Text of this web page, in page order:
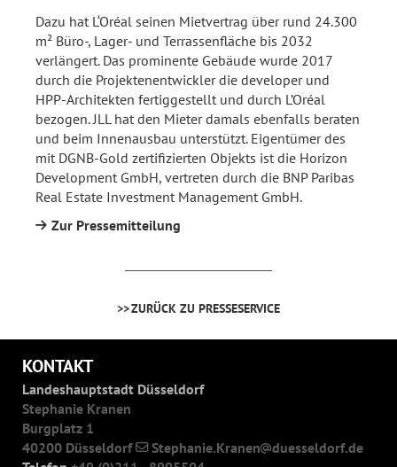
Dazu hat L‘Oréal seinen Mietvertrag über rund 24.300
m² Büro-, Lager- und Terrassenfläche bis 2032
verlängert. Das prominente Gebäude wurde 2017
durch die Projektenentwickler die developer und
HPP-Architekten fertiggestellt und durch L’Oréal
bezogen. JLL hat den Mieter damals ebenfalls beraten
und beim Innenausbau unterstützt. Eigentümer des
mit DGNB-Gold zertifizierten Objekts ist die Horizon
Development GmbH, vertreten durch die BNP Paribas
Real Estate Investment Management GmbH.
Zur Pressemitteilung
ZURÜCK ZU PRESSESERVICE
KONTAKT
Landeshauptstadt Düsseldorf
Stephanie Kranen
Burgplatz 1
40200 Düsseldorf
Stephanie.Kranen
duesseldorf.de